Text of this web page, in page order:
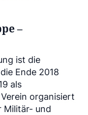
–
ist die
Ende 2018
als
organisiert
Militär- und